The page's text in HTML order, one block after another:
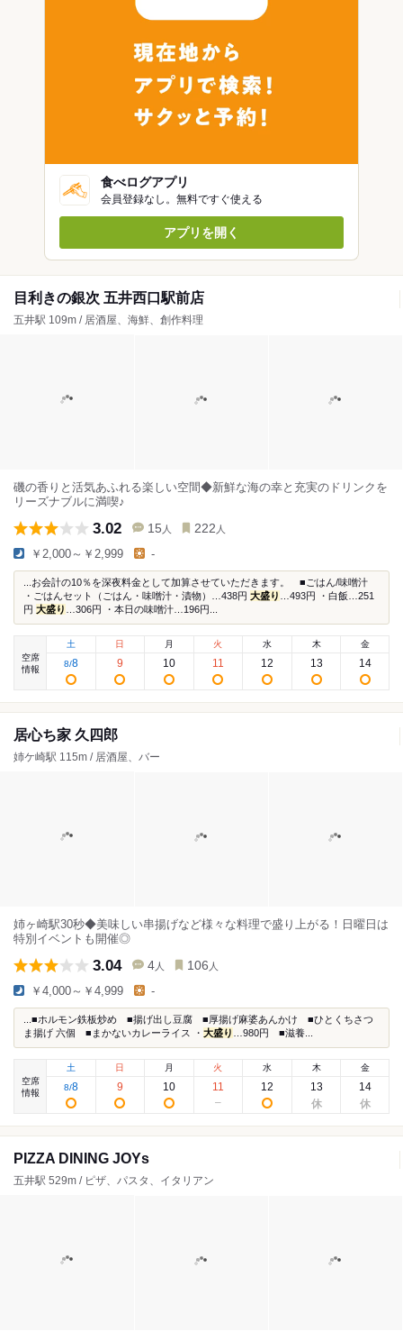
食べログアプリ
会員登録なし。無料ですぐ使える
アプリを開く
目利きの銀次 五井西口駅前店
五井駅 109m / 居酒屋、海鮮、創作料理
磯の香りと活気あふれる楽しい空間◆新鮮な海の幸と充実のドリンクを
リーズナブルに満喫♪
3.02 15 人 222 人
￥2,000～￥2,999 -
...お会計の10％を深夜料金として加算させていただきます。 ■ごはん/味噌汁
・ごはんセット（ごはん・味噌汁・漬物）…438円 大盛り
…493円 ・白飯…251
円 大盛り …306円 ・本日の味噌汁…196円...
空席
情報
土
8/8
日
9
月
10
火
11
水
12
木
13
金
14
居心ち家 久四郎
姉ケ崎駅 115m / 居酒屋、バー
姉ヶ崎駅30秒◆美味しい串揚げなど様々な料理で盛り上がる！日曜日は
特別イベントも開催◎
3.04 4 人 106 人
￥4,000～￥4,999 -
...■ホルモン鉄板炒め ■揚げ出し豆腐 ■厚揚げ麻婆あんかけ ■ひとくちさつ
ま揚げ 六個 ■まかないカレーライス ・ 大盛り …980円 ■滋養...
空席
情報
土
8/8
日
9
月
10
火
11
水
12
木
13
金
14
PIZZA DINING JOYs
五井駅 529m / ピザ、パスタ、イタリアン